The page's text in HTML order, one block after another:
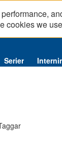
cookies we
Serier